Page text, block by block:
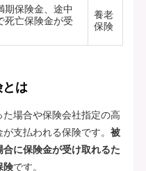
期保険金、途中
死亡保険金が受
養老
保険
は
場合や保険会社指定の高
支払われる保険です。 被
に保険金が受け取れるた
険です。